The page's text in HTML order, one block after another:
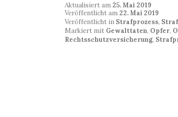
Aktualisiert am 25. Mai 2019
Veröffentlicht am 22. Mai 2019
Veröffentlicht in Strafprozess,
Markiert mit Gewalttaten, Opfer,
Rechtsschutzversicherung,